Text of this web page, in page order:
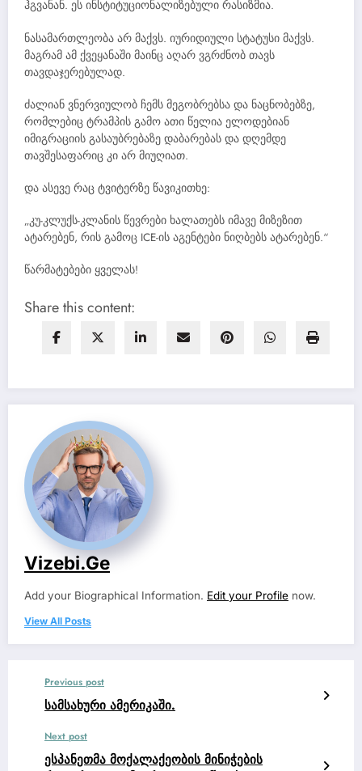
ჰგვანან. ეს ინსტიტუციონალიზებული რასიზმია.
ნასამართლეობა არ მაქვს. იურიდიული სტატუსი მაქვს.
მაგრამ ამ ქვეყანაში მაინც აღარ ვგრძნობ თავს
თავდაჯერებულად.
ძალიან ვნერვიულობ ჩემს მეგობრებსა და ნაცნობებზე,
რომლებიც ტრამპის გამო ათი წელია ელოდებიან
იმიგრაციის გასაუბრებაზე დაბარებას და დღემდე
თავშესაფარიც კი არ მიუღიათ.
და ასევე რაც ტვიტერზე წავიკითხე:
„კუ-კლუქს-კლანის წევრები ხალათებს იმავე მიზეზით
ატარებენ, რის გამოც ICE-ის აგენტები ნიღბებს ატარებენ.“
წარმატებები ყველას!
Share this content:
Vizebi.ge
Add your Biographical Information. Edit your Profile now.
View All Posts
Previous post
სამსახური ამერიკაში.
Next post
ესპანეთმა მოქალაქეობის მინიჭების